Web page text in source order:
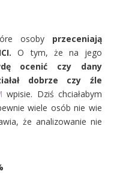
osoby przeceniają
O tym, że na jego
ocenić czy dany
dobrze czy źle
wpisie. Dziś chciałabym
wiele osób nie wie
że analizowanie nie